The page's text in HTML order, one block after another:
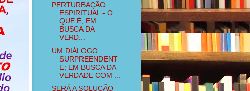
PERTURBAÇÃO
ESPIRITUAL - O
QUE É; EM
BUSCA DA
VERD...
UM DIÁLOGO
SURPREENDENT
E; EM BUSCA DA
VERDADE COM ...
SERÁ A SOLUÇÃO